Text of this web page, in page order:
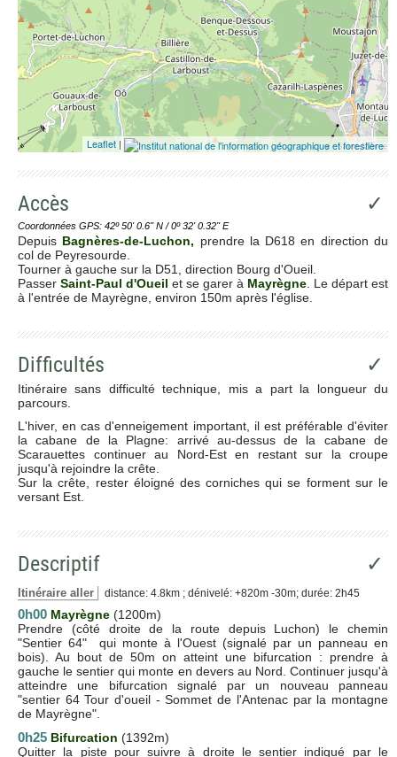
Leaflet |
Accès ✓
Coordonnées GPS: 42º 50' 0.6'' N / 0º 32' 0.32'' E
Depuis Bagnères-de-Luchon, prendre la D618 en direction du
col de Peyresourde.
Tourner à gauche sur la D51, direction Bourg d'Oueil.
Passer Saint-Paul d'Oueil et se garer à Mayrègne . Le départ est
à l'entrée de Mayrègne, environ 150m après l'église.
Difficultés ✓
Itinéraire sans difficulté technique, mis a part la longueur du
parcours.
L'hiver, en cas d'enneigement important, il est préférable d'éviter
la cabane de la Plagne: arrivé au-dessus de la cabane de
Scarauettes continuer au Nord-Est en restant sur la croupe
jusqu'à rejoindre la crête.
Sur la crête, rester éloigné des corniches qui se forment sur le
versant Est.
Descriptif ✓
Itinéraire aller distance: 4.8km ; dénivelé: +820m -30m; durée: 2h45
0h00 Mayrègne (1200m)
Prendre (côté droite de la route depuis Luchon) le chemin
"Sentier 64" qui monte à l'Ouest (signalé par un panneau en
bois). Au bout de 50m on atteint une bifurcation : prendre à
gauche le sentier qui monte en devers au Nord. Continuer jusqu'à
atteindre une bifurcation signalé par un nouveau panneau
"sentier 64 Tour d'oueil - Sommet de l'Antenac par la montagne
de Mayrègne".
0h25 Bifurcation (1392m)
Quitter la piste pour suivre à droite le sentier indiqué par le